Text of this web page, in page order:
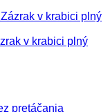
v krabici plný
v krabici plný
pretáčania